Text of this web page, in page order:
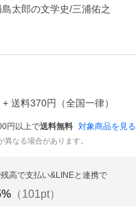
太郎の文学史/三浦佑之
+ 送料370円 （全国一律）
円以上で送料無料 対象商品を見る
異なる場合があります。
高で支払い&LINEと連携で
% （101pt）